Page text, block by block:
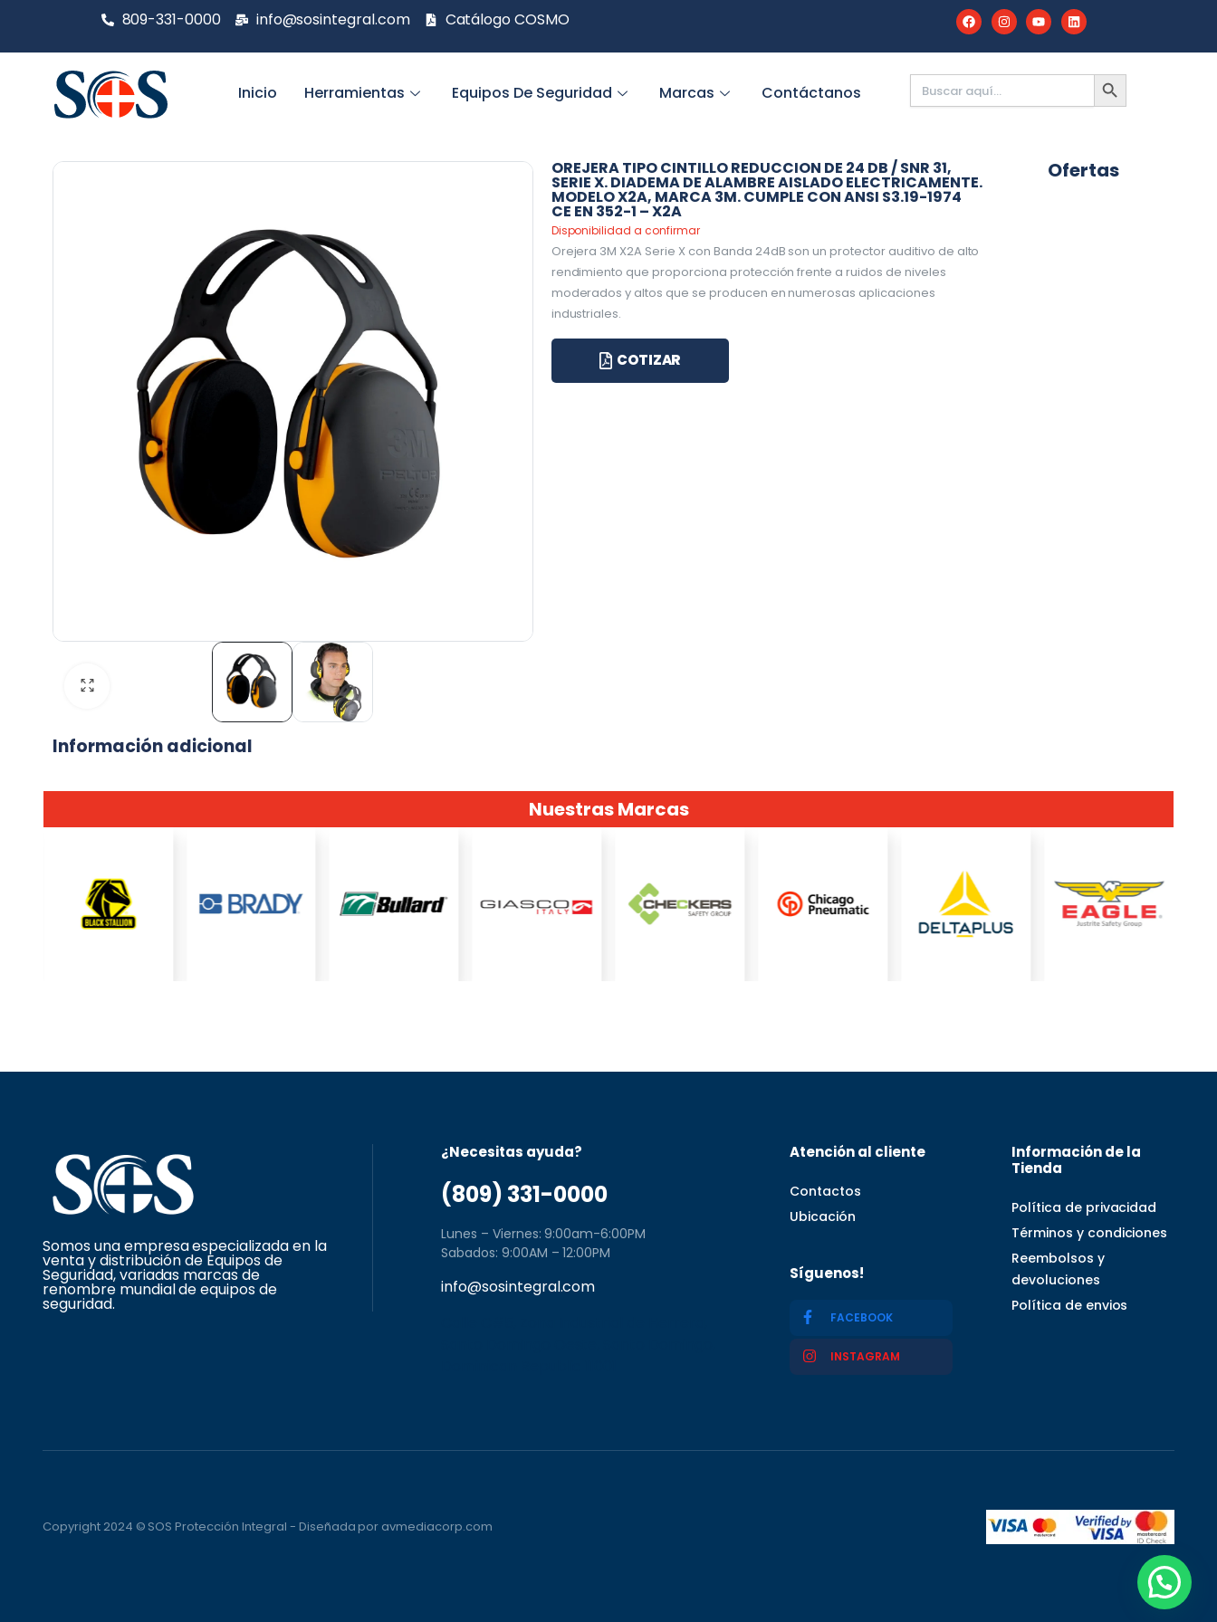
809-331-0000 info@sosintegral.com Catálogo COSMO
Inicio Herramientas Equipos De Seguridad Marcas Contáctanos
Buscar: BOTÓN
DE
BÚSQUEDA
Información adicional
OREJERA TIPO CINTILLO REDUCCION DE 24 DB / SNR 31,
SERIE X. DIADEMA DE ALAMBRE AISLADO ELECTRICAMENTE.
MODELO X2A, MARCA 3M. CUMPLE CON ANSI S3.19-1974
CE EN 352-1 – X2A
Disponibilidad a confirmar
Orejera 3M X2A Serie X con Banda 24dB son un protector auditivo de alto
rendimiento que proporciona protección frente a ruidos de niveles
moderados y altos que se producen en numerosas aplicaciones
industriales.
COTIZAR
Ofertas
Nuestras Marcas
Somos una empresa especializada en la
venta y distribución de Equipos de
Seguridad, variadas marcas de
renombre mundial de equipos de
seguridad.
¿Necesitas ayuda?
(809) 331-0000
Lunes – Viernes: 9:00am-6:00PM
Sabados: 9:00AM – 12:00PM
info@sosintegral.com
Atención al cliente
Contactos
Ubicación
Síguenos!
FACEBOOK
INSTAGRAM
Información de la
Tienda
Política de privacidad
Términos y condiciones
Reembolsos y
devoluciones
Política de envios
Copyright 2024 © SOS Protección Integral - Diseñada por avmediacorp.com